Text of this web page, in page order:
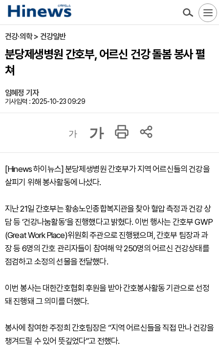
건강·의학 > 건강일반
분당제생병원 간호부, 어르신 건강 돌봄 봉사 펼
쳐
임혜정 기자
기사입력 : 2025-10-23 09:29
가 가
[Hinews 하이뉴스] 분당제생병원 간호부가 지역 어르신들의 건강을
살피기 위해 봉사활동에 나섰다.
지난 21일 간호부는 황송노인종합복지관을 찾아 혈압 측정과 건강 상
담 등 ‘건강나눔활동’을 진행했다고 밝혔다. 이번 행사는 간호부 GWP
(Great Work Place)위원회 주관으로 진행됐으며, 간호부 팀장과 과
장 등 6명의 간호 관리자들이 참여해 약 250명의 어르신 건강상태를
점검하고 소정의 선물을 전달했다.
이번 봉사는 대한간호협회 후원을 받아 간호봉사활동 기관으로 선정
돼 진행돼 그 의미를 더했다.
봉사에 참여한 주정희 간호팀장은 “지역 어르신들을 직접 만나 건강을
챙겨드릴 수 있어 뜻깊었다”고 전했다.